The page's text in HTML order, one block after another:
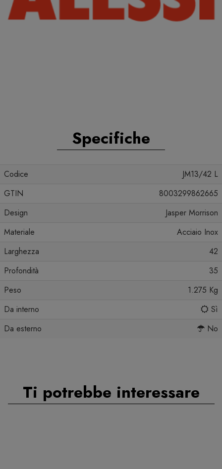
Specifiche
Codice
JM13/42 L
GTIN
8003299862665
Design
Jasper Morrison
Materiale
Acciaio Inox
Larghezza
42
Profondità
35
Peso
1.275 Kg
Da interno
Sì
Da esterno
No
Ti potrebbe interessare